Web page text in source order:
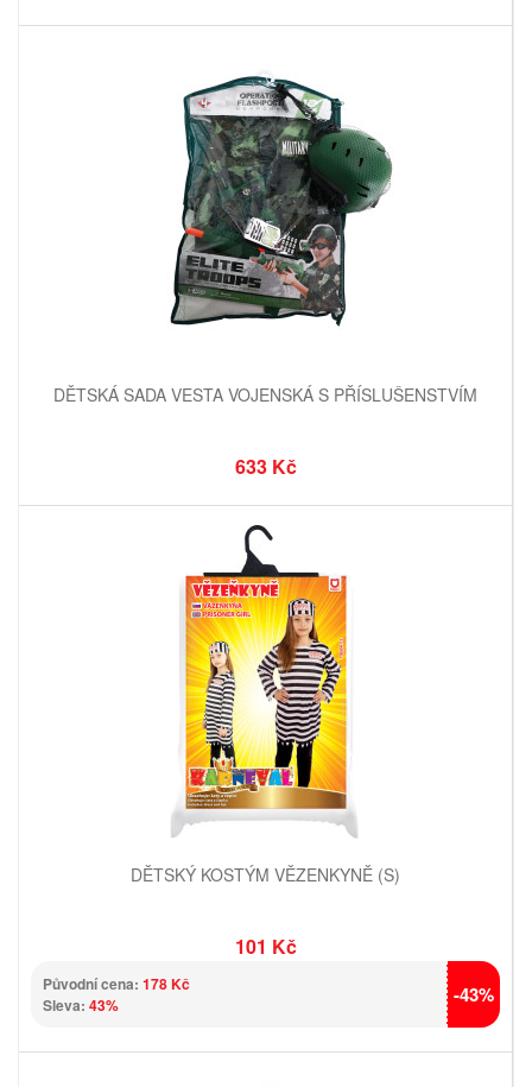
DĚTSKÁ SADA VESTA VOJENSKÁ S PŘÍSLUŠENSTVÍM
633 Kč
DĚTSKÝ KOSTÝM VĚZENKYNĚ (S)
101 Kč
Původní cena: 178 Kč
Sleva: 43% -43%